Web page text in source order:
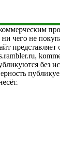
чего не
представляет
без